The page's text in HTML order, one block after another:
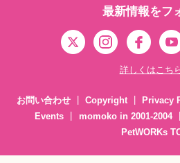
最新情報をフ
詳しくはこち
お問い合わせ Copyright Privacy
Events
momoko in 2001-2004
PetWORKs